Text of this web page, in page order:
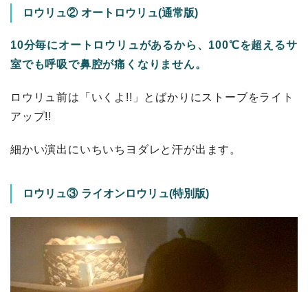
ロウリュ② オートロウリュ(通常版)
10分毎にオートロウリュがあるから、100℃を超えるサ
室でも呼吸で鼻腔が痛くなりません。
ロウリュ前は「いくよ!!」とばかりにストーブをライト
アップ!!
細かい演出にいちいちヨダレと汗が出ます。
ロウリュ③ ライオンロウリュ(特別版)